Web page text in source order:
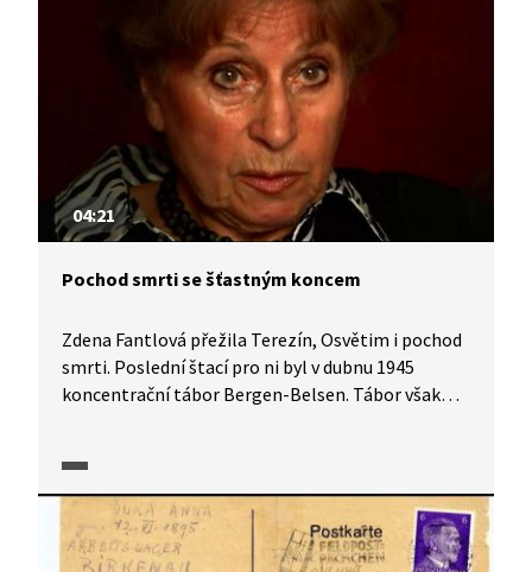
04:21
Pochod smrti se šťastným koncem
Zdena Fantlová přežila Terezín, Osvětim i pochod
smrti. Poslední štací pro ni byl v dubnu 1945
koncentrační tábor Bergen-Belsen. Tábor však
těl doplazila do budovy Červeného kříže, kde ji
našel britský voják. Život ji paradoxně zachránila
znalost angličtiny, kterou studovala proto, že dle
norimberských zákonů musela ukončit studium